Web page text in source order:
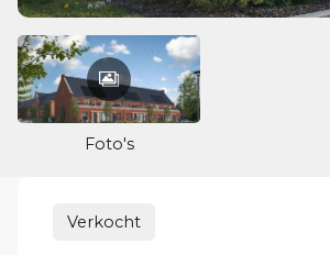
Foto's
Verkocht